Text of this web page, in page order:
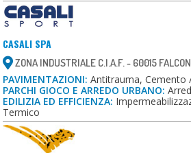
CASALI SPA
ZONA INDUSTRIALE C.I.A.F. - 60015
PAVIMENTAZIONI: Antitrauma, Cemento
PARCHI GIOCO E ARREDO URBANO:
EDILIZIA ED EFFICIENZA:
Termico